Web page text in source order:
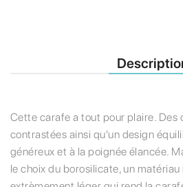
Cette carafe a tout pour plaire. Des
contrastées ainsi qu'un design
généreux et à la poignée élancée.
le choix du borosilicate, un